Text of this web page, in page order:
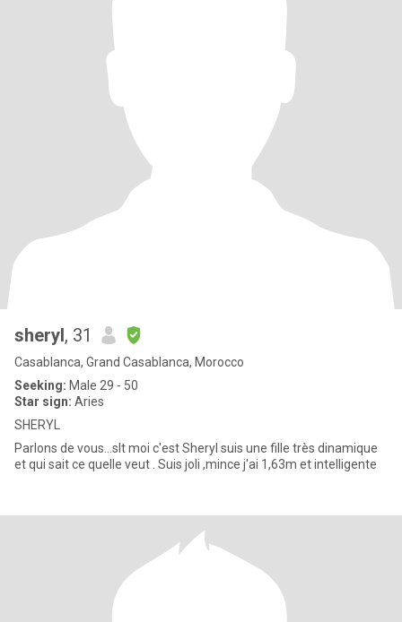
sheryl, 31
Casablanca, Grand Casablanca, Morocco
Seeking: Male 29 - 50
Star sign: Aries
SHERYL
Parlons de vous...slt moi c'est Sheryl suis une fille très dinamique
et qui sait ce quelle veut . Suis joli ,mince j'ai 1,63m et intelligente